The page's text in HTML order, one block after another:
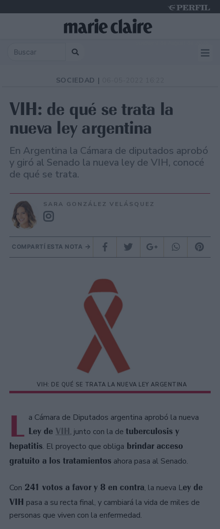
SOCIEDAD |
VIH: de qué se trata la
nueva ley argentina
En Argentina la Cámara de diputados aprobó
y giró al Senado la nueva ley de VIH, conocé
de qué se trata.
SARA GONZÁLEZ VELÁSQUEZ
COMPARTÍ ESTA NOTA
VIH: DE QUÉ SE TRATA LA NUEVA LEY ARGENTINA
L a Cámara de Diputados argentina aprobó la nueva
Ley de VIH, junto con la de tuberculosis y
hepatitis. El proyecto que obliga brindar acceso
gratuito a los tratamientos ahora pasa al Senado.
Con 241 votos a favor y 8 en contra, la nueva Ley de
VIH pasa a su recta final, y cambiará la vida de miles de
personas que viven con la enfermedad.